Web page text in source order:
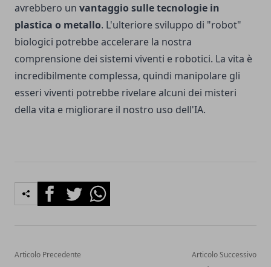
avrebbero un vantaggio sulle tecnologie in
plastica o metallo. L'ulteriore sviluppo di "robot"
biologici potrebbe accelerare la nostra
comprensione dei sistemi viventi e robotici. La vita è
incredibilmente complessa, quindi manipolare gli
esseri viventi potrebbe rivelare alcuni dei misteri
della vita e migliorare il nostro uso dell'IA.
FacebookTwitterWhatsapp
Articolo Precedente Articolo Successivo